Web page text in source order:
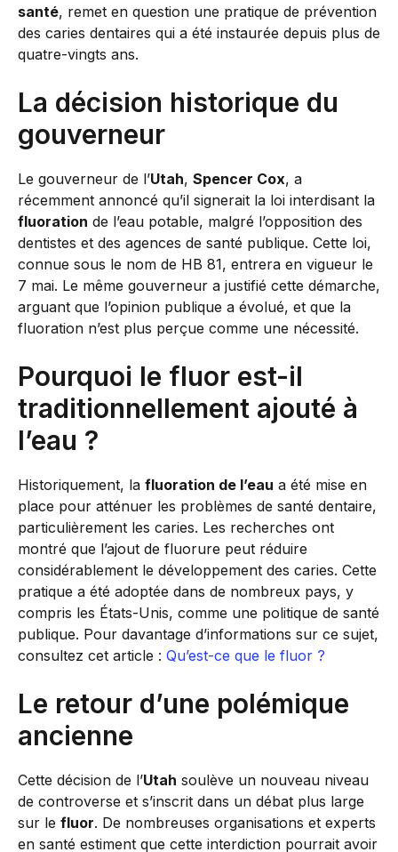
santé, remet en question une pratique de prévention
des caries dentaires qui a été instaurée depuis plus de
quatre-vingts ans.
La décision historique du
gouverneur
Le gouverneur de l’Utah, Spencer Cox, a
récemment annoncé qu’il signerait la loi interdisant la
fluoration de l’eau potable, malgré l’opposition des
dentistes et des agences de santé publique. Cette loi,
connue sous le nom de HB 81, entrera en vigueur le
7 mai. Le même gouverneur a justifié cette démarche,
arguant que l’opinion publique a évolué, et que la
fluoration n’est plus perçue comme une nécessité.
Pourquoi le fluor est-il
traditionnellement ajouté à
l’eau ?
Historiquement, la fluoration de l’eau a été mise en
place pour atténuer les problèmes de santé dentaire,
particulièrement les caries. Les recherches ont
montré que l’ajout de fluorure peut réduire
considérablement le développement des caries. Cette
pratique a été adoptée dans de nombreux pays, y
compris les États-Unis, comme une politique de santé
publique. Pour davantage d’informations sur ce sujet,
consultez cet article : Qu’est-ce que le fluor ?
Le retour d’une polémique
ancienne
Cette décision de l’Utah soulève un nouveau niveau
de controverse et s’inscrit dans un débat plus large
sur le fluor. De nombreuses organisations et experts
en santé estiment que cette interdiction pourrait avoir